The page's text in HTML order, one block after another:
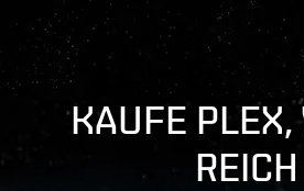
KAUFE PLEX,
REICH